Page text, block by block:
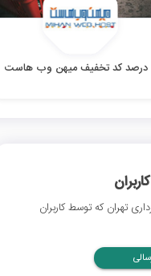
تهران که توسط کاربران